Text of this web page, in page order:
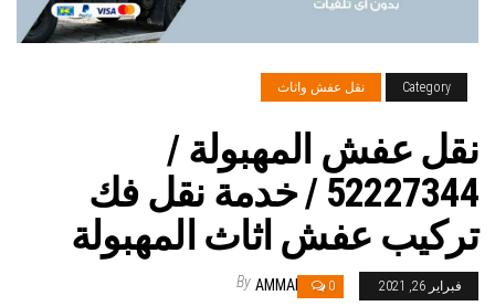
Category نقل عفش واثاث
نقل عفش المهبولة /
52227344 / خدمة نقل فك
تركيب عفش اثاث المهبولة
فبراير 26, 2021 0
By AMMAR